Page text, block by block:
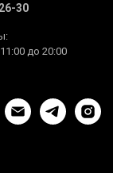
30
до 20:00